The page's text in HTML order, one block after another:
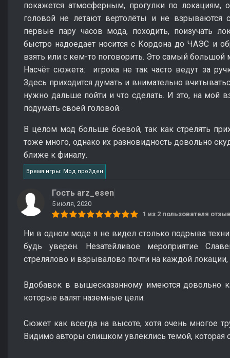
покажется атмосферным, прогулки по локациям,
головой не летают вертолёты и не взрываются
первые пару часов мода, походить, поизучать
быстро надоедает носится с Кордона до ЧАЭС и
взять или с кем-то поговорить. Это самый большой
Насчёт сюжета: игрока не так часто ведут за
Здесь приходится думать и внимательно
нужно дальше пойти и что сделать. И это, на мой
подумать своей головой.
В целом мод больше боевой, так как стрелять
тоже много, однако их разновидность довольно
ближе к финалу.
Время игры: Мод пройден
Гость arz_esen
5 июля, 2020
1 из 2 пользователя
Ни в одном моде я не видел столько подрыва
будь уверен. Незатейливое мероприятие
стрелялово и взрывалово почти на каждой локации,
Вдобавок в вышесказанному имеются довольно
которые валят наземные цели.
Сюжет как всегда на высоте, хотя очень многое
Видимо авторы слишком увлеклись темой, которая